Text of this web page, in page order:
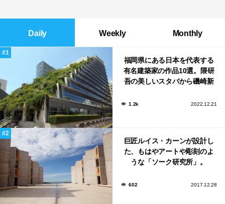
Daily Weekly Monthly
福岡県にある日本を代表する
有名建築家の作品10選。隈研
吾の美しいスタバから磯崎新
1.2k 2022.12.21
巨匠ルイス・カーンが設計し
た、もはやアートや彫刻のよ
うな「ソーク研究所」。
602 2017.12.28